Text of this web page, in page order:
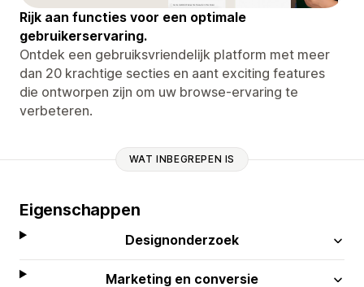
Rijk aan functies voor een optimale
gebruikerservaring.
Ontdek een gebruiksvriendelijk platform met meer
dan 20 krachtige secties en aant exciting features
die ontworpen zijn om uw browse-ervaring te
verbeteren.
WAT INBEGREPEN IS
Eigenschappen
Designonderzoek
Marketing en conversie